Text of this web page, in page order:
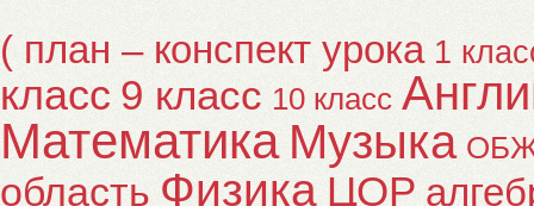
( план – конспект урока 1
класс 9 класс 10 класс
Математика Музыка
область Физика ЦОР